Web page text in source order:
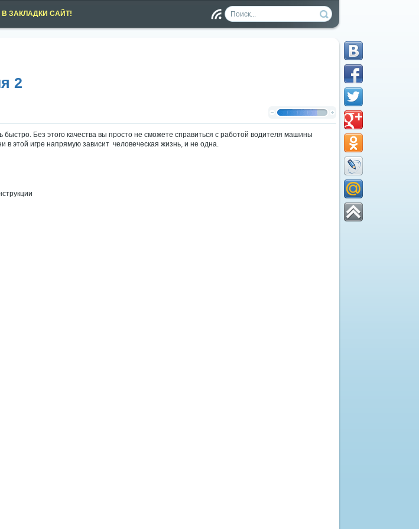
В ЗАКЛАДКИ САЙТ!
ен
2
быстро. Без этого качества вы просто не сможете справиться с работой водителя машины
в этой игре напрямую зависит человеческая жизнь, и не одна.